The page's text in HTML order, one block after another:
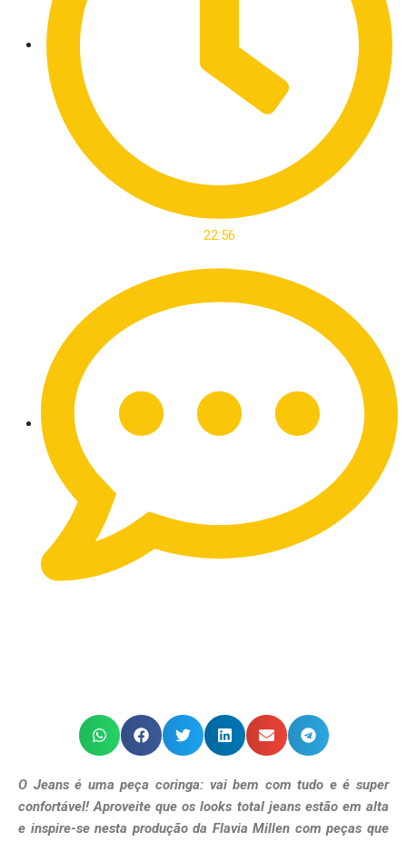
22:56
O Jeans é uma peça coringa: vai bem com tudo e é super
confortável! Aproveite que os looks total jeans estão em alta
e inspire-se nesta produção da Flavia Millen com peças que